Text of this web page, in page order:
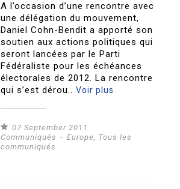
A l’occasion d’une rencontre avec
une délégation du mouvement,
Daniel Cohn-Bendit a apporté son
soutien aux actions politiques qui
seront lancées par le Parti
Fédéraliste pour les échéances
électorales de 2012. La rencontre
qui s’est dérou..Voir plus
07 September 2011
Communiqués – Europe, Tous les
communiqués